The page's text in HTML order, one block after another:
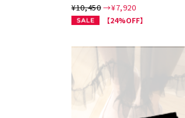
¥10,450→¥7,920
【24%OFF】